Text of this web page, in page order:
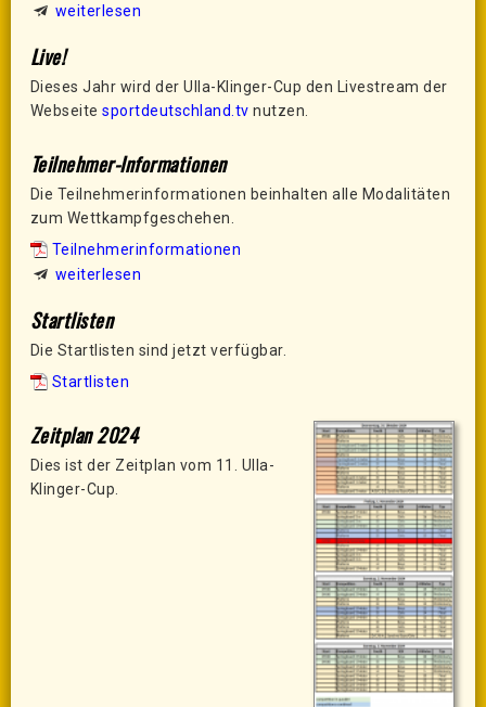
weiterlesen
Live!
Dieses Jahr wird der Ulla-Klinger-Cup den Livestream der
Webseitesportdeutschland.tv nutzen.
Teilnehmer-Informationen
Die Teilnehmerinformationen beinhalten alle Modalitäten
zum Wettkampfgeschehen.
Teilnehmerinformationen
weiterlesen
Startlisten
Die Startlisten sind jetzt verfügbar.
Startlisten
Zeitplan 2024
Dies ist der Zeitplan vom 11. Ulla-
Klinger-Cup.